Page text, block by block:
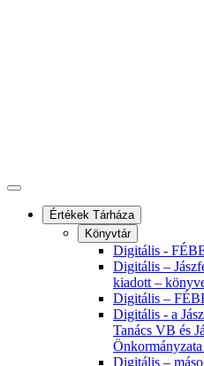
Értékek Tárháza
Könyvtár
Digitális -
Digitális –
kiadott –
Digitális –
Digitális - a
Tanács VB és
Digitális –